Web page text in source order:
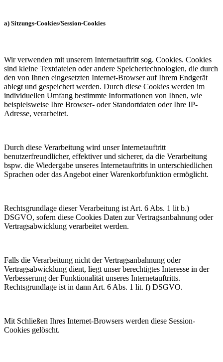
a) Sitzungs-Cookies/Session-Cookies
Wir verwenden mit unserem Internetauftritt sog. Cookies. Cookies
sind kleine Textdateien oder andere Speichertechnologien, die durch
den von Ihnen eingesetzten Internet-Browser auf Ihrem Endgerät
ablegt und gespeichert werden. Durch diese Cookies werden im
individuellen Umfang bestimmte Informationen von Ihnen, wie
beispielsweise Ihre Browser- oder Standortdaten oder Ihre IP-
Adresse, verarbeitet.
Durch diese Verarbeitung wird unser Internetauftritt
benutzerfreundlicher, effektiver und sicherer, da die Verarbeitung
bspw. die Wiedergabe unseres Internetauftritts in unterschiedlichen
Sprachen oder das Angebot einer Warenkorbfunktion ermöglicht.
Rechtsgrundlage dieser Verarbeitung ist Art. 6 Abs. 1 lit b.)
DSGVO, sofern diese Cookies Daten zur Vertragsanbahnung oder
Vertragsabwicklung verarbeitet werden.
Falls die Verarbeitung nicht der Vertragsanbahnung oder
Vertragsabwicklung dient, liegt unser berechtigtes Interesse in der
Verbesserung der Funktionalität unseres Internetauftritts.
Rechtsgrundlage ist in dann Art. 6 Abs. 1 lit. f) DSGVO.
Mit Schließen Ihres Internet-Browsers werden diese Session-
Cookies gelöscht.